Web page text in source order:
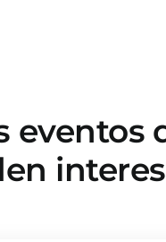
eventos